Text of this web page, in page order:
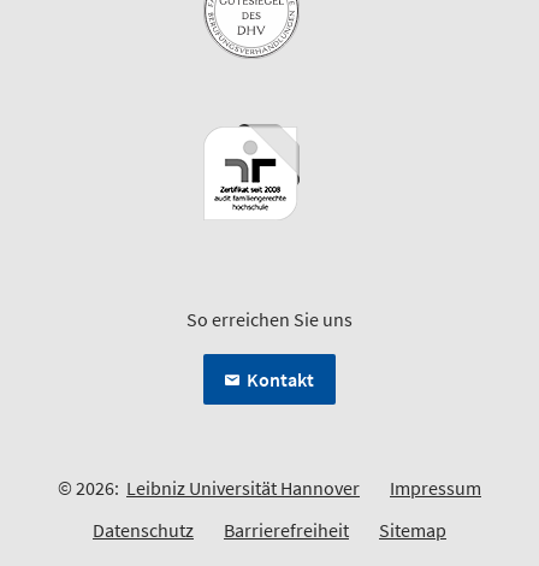
So erreichen Sie uns
Kontakt
© 2026: Leibniz Universität Hannover
Impressum
Datenschutz
Barrierefreiheit Sitemap